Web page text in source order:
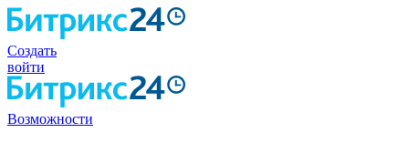
Создать
войти
Возможности